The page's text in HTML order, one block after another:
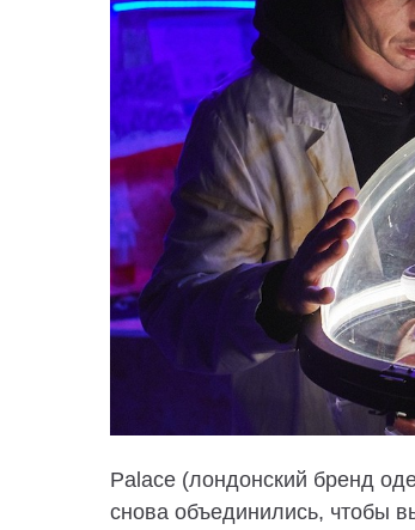
Palace (лондонский бренд
снова объединились, чтобы